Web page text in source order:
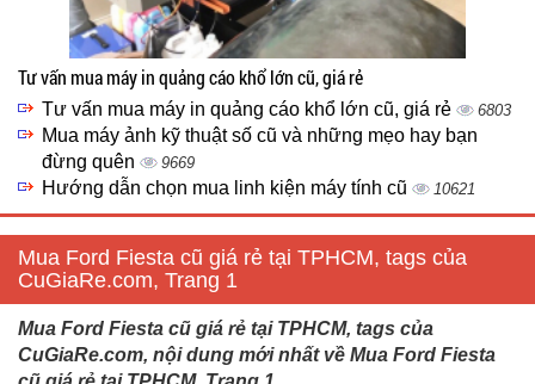
Tư vấn mua máy in quảng cáo khổ lớn cũ, giá rẻ
Tư vấn mua máy in quảng cáo khổ lớn cũ, giá rẻ 6803
Mua máy ảnh kỹ thuật số cũ và những mẹo hay bạn
đừng quên
9669
Hướng dẫn chọn mua linh kiện máy tính cũ 10621
Mua Ford Fiesta cũ giá rẻ tại TPHCM, tags của
CuGiaRe.com, Trang 1
Mua Ford Fiesta cũ giá rẻ tại TPHCM, tags của
CuGiaRe.com, nội dung mới nhất về Mua Ford Fiesta